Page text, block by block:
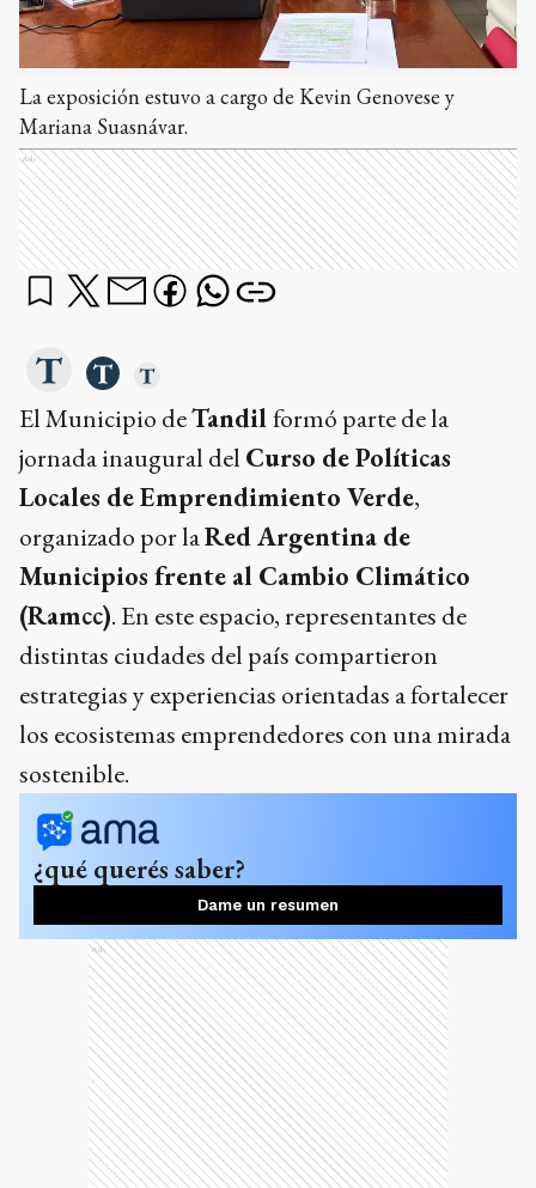
La exposición estuvo a cargo de Kevin Genovese y
Mariana Suasnávar.
Ads
El Municipio deTandilformó parte de la
jornada inaugural del Curso de Políticas
Locales de Emprendimiento Verde,
organizado por laRed Argentina de
Municipios frente al Cambio Climático
(Ramcc). En este espacio, representantes de
distintas ciudades del país compartieron
estrategias y experiencias orientadas a fortalecer
los ecosistemas emprendedores con una mirada
sostenible.
¿qué querés saber?
Dame un resumen
Ads